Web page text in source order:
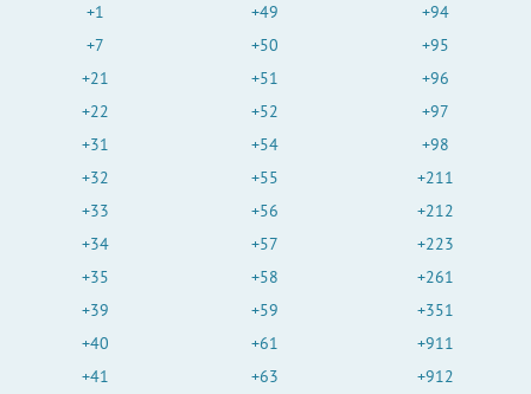
+1
+7
+21
+22
+31
+32
+33
+34
+35
+39
+40
+41
+49
+50
+51
+52
+54
+55
+56
+57
+58
+59
+61
+63
+94
+95
+96
+97
+98
+211
+212
+223
+261
+351
+911
+912